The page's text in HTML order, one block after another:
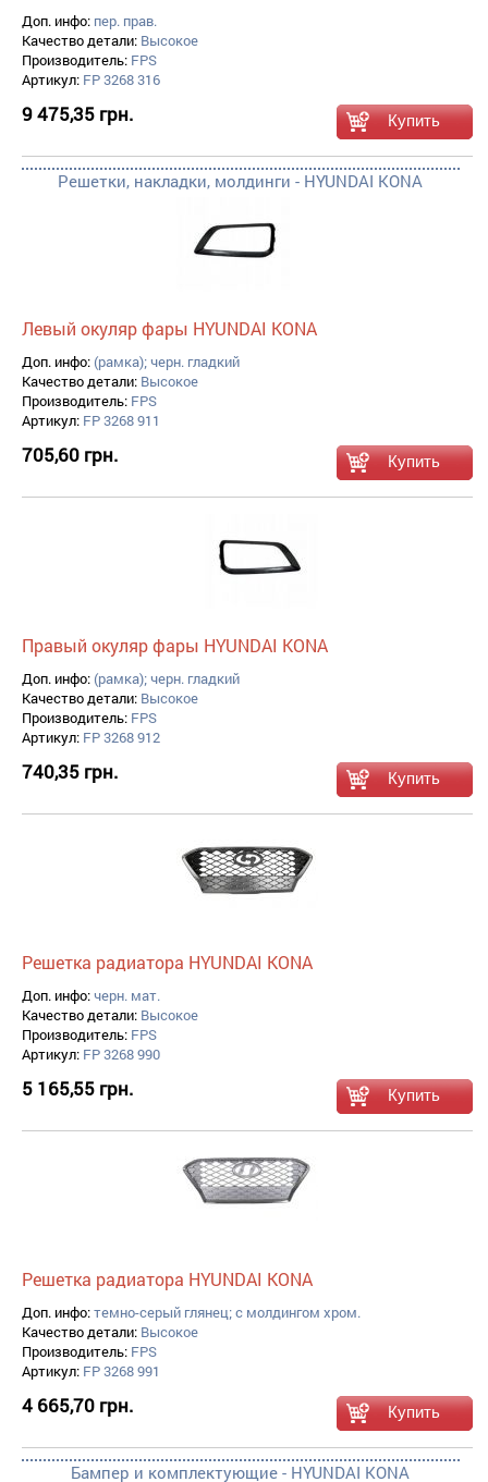
Доп. инфо: пер. прав.
Качество детали: Высокое
Производитель: FPS
Артикул: FP 3268 316
9 475,35 грн.
Решетки, накладки, молдинги - HYUNDAI KONA
Левый окуляр фары HYUNDAI KONA
Доп. инфо: (рамка); черн. гладкий
Качество детали: Высокое
Производитель: FPS
Артикул: FP 3268 911
705,60 грн.
Правый окуляр фары HYUNDAI KONA
Доп. инфо: (рамка); черн. гладкий
Качество детали: Высокое
Производитель: FPS
Артикул: FP 3268 912
740,35 грн.
Решетка радиатора HYUNDAI KONA
Доп. инфо:черн. мат.
Качество детали: Высокое
Производитель: FPS
Артикул: FP 3268 990
5 165,55 грн.
Решетка радиатора HYUNDAI KONA
Доп. инфо:темно-серый глянец; с молдингом хром.
Качество детали: Высокое
Производитель: FPS
Артикул: FP 3268 991
4 665,70 грн.
Бампер и комплектующие - HYUNDAI KONA